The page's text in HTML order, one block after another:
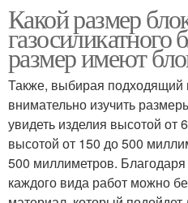
Какой размер
газосиликатного
размер имеют
Также, выбирая подходящий
внимательно изучить
увидеть изделия высотой от
высотой от 150 до 500
500 миллиметров.
каждого вида работ можно